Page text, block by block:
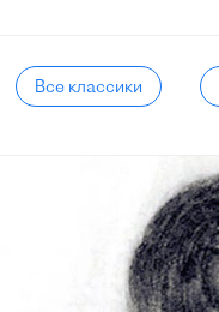
Все классики